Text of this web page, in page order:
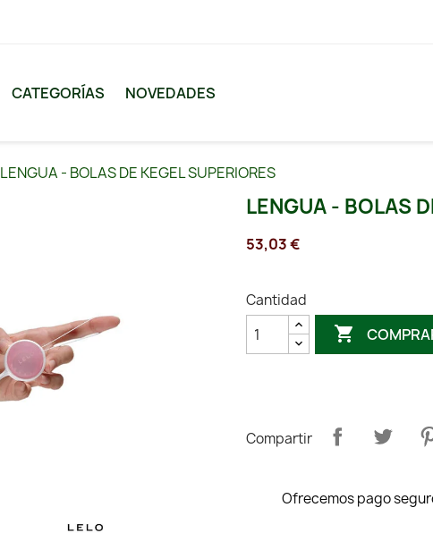
CATEGORÍAS NOVEDADES
LENGUA - BOLAS DE KEGEL SUPERIORES
LENGUA - BOLAS
53,03 €
Cantidad

Compartir
Ofrecemos pago